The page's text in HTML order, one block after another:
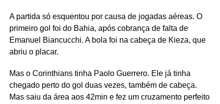
A partida só esquentou por causa de jogadas aéreas. O
primeiro gol foi do Bahia, após cobrança de falta de
Emanuel Biancucchi. A bola foi na cabeça de Kieza, que
abriu o placar.
Mas o Corinthians tinha Paolo Guerrero. Ele já tinha
chegado perto do gol duas vezes, também de cabeça.
Mas saiu da área aos 42min e fez um cruzamento perfeito